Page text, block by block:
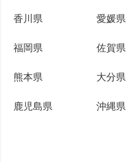
香川県 愛媛県
福岡県 佐賀県
熊本県 大分県
鹿児島県 沖縄県